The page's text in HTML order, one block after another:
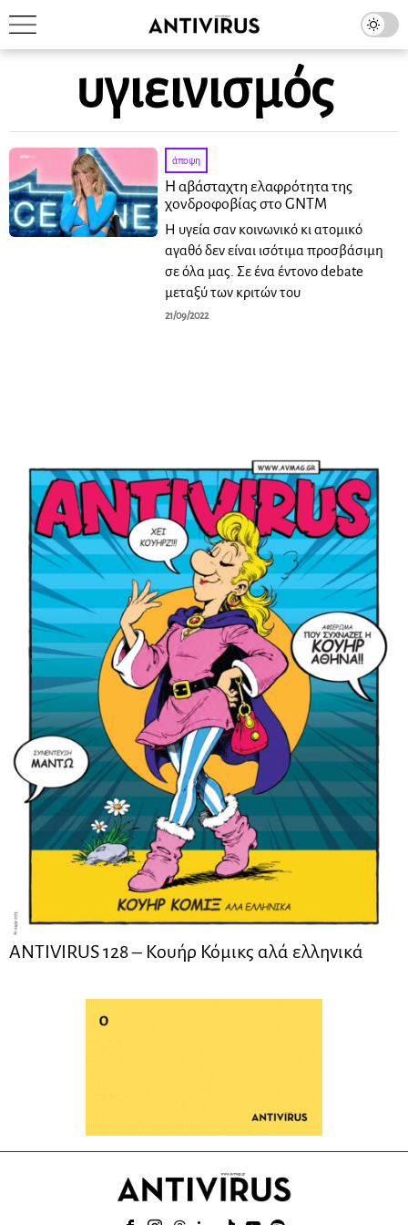
υγιεινισμός
άποψη
Η αβάσταχτη ελαφρότητα της
χονδροφοβίας στο GNTM
Η υγεία σαν κοινωνικό κι ατομικό
αγαθό δεν είναι ισότιμα προσβάσιμη
σε όλα μας. Σε ένα έντονο debate
μεταξύ των κριτών του
21/09/2022
ANTIVIRUS 128 – Kουήρ Κόμικς αλά ελληνικά